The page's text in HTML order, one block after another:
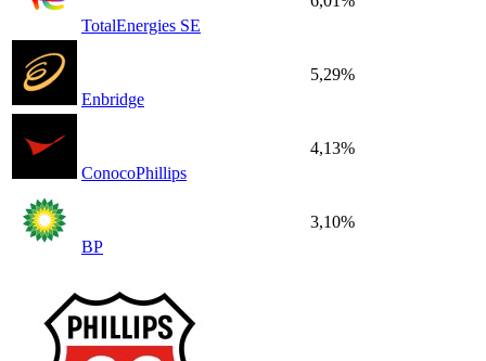
TotalEnergies SE
Enbridge
5,29%
ConocoPhillips
4,13%
BP
3,10%